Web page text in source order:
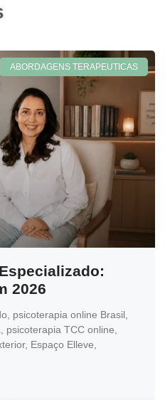
ABORDAGENS TERAPEUTICAS
2026
psicoterapia online Brasil,
TCC online,
Espaço Elleve,